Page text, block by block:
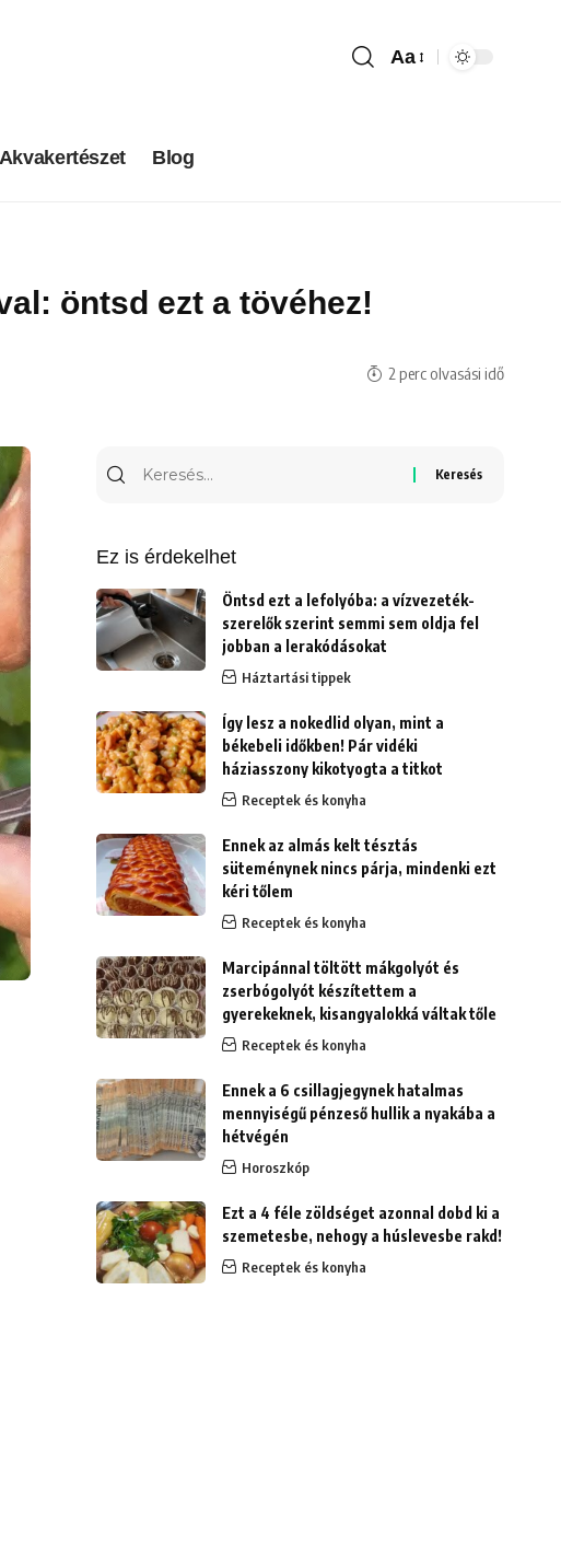
Aa
Akvakertészet Blog
öntsd ezt a tövéhez!
2 perc olvasási idő
Ez is érdekelhet
Öntsd ezt a lefolyóba: a vízvezeték-
szerelők szerint semmi sem oldja fel
jobban a lerakódásokat
Háztartási tippek
Így lesz a nokedlid olyan, mint a
békebeli időkben! Pár vidéki
háziasszony kikotyogta a titkot
Receptek és konyha
Ennek az almás kelt tésztás
süteménynek nincs párja, mindenki ezt
kéri tőlem
Receptek és konyha
Marcipánnal töltött mákgolyót és
zserbógolyót készítettem a
gyerekeknek, kisangyalokká váltak tőle
Receptek és konyha
Ennek a 6 csillagjegynek hatalmas
mennyiségű pénzeső hullik a nyakába a
hétvégén
Horoszkóp
Ezt a 4 féle zöldséget azonnal dobd ki a
szemetesbe, nehogy a húslevesbe rakd!
Receptek és konyha